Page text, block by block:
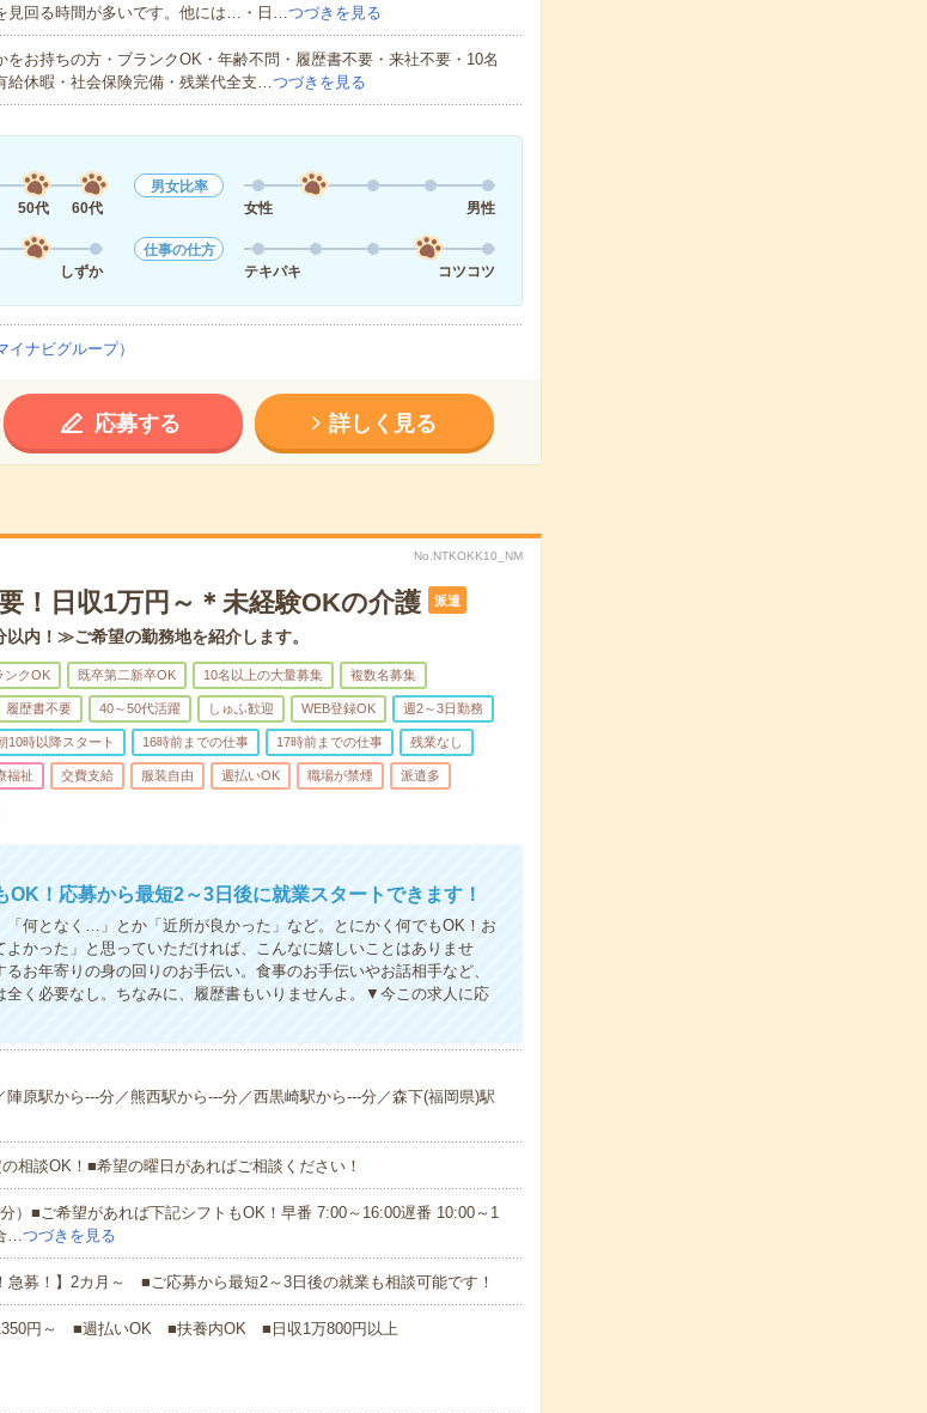
見回る時間が多いです。他には…・日…つづきを見る
をお持ちの方・ブランクOK・年齢不問・履歴書不要・来社不要・10名
休暇・社会保険完備・残業代全支…つづきを見る
50代 60代
男女比率
女性
男性
しずか
仕事の仕方
テキパキ
コツコツ
ナビグループ）
応募する 詳しく見る
No.NTKOKK10_NM
！日収1万円～＊未経験OKの介護 派遣
内！≫ご希望の勤務地を紹介します。
ンクOK 既卒第二新卒OK 10名以上の大量募集 複数名募集
履歴書不要 40～50代活躍 しゅふ歓迎 WEB登録OK 週2～3日勤務
10時以降スタート 16時前までの仕事 17時前までの仕事 残業なし
福祉 交費支給 服装自由 週払いOK 職場が禁煙 派遣多
！応募から最短2～3日後に就業スタートできます！
何となく…」とか「近所が良かった」など。とにかく何でもOK！お
かった」と思っていただければ、こんなに嬉しいことはありませ
お年寄りの身の回りのお手伝い。食事のお手伝いやお話相手など、
全く必要なし。ちなみに、履歴書もいりませんよ。▼今この求人に応
陣原駅から---分／熊西駅から---分／西黒崎駅から---分／森下(福岡県)駅
相談OK！■希望の曜日があればご相談ください！
）■ご希望があれば下記シフトもOK！早番 7:00～16:00遅番 10:00～1
…つづきを見る
急募！】2カ月～ ■ご応募から最短2～3日後の就業も相談可能です！
円～ ■週払いOK ■扶養内OK ■日収1万800円以上